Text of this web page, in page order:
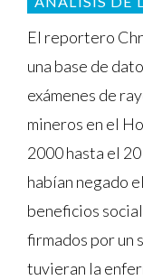
El reportero
una base de
exámenes de
mineros en el
2000 hasta el
habían negado
beneficios
firmados por un
tuvieran la